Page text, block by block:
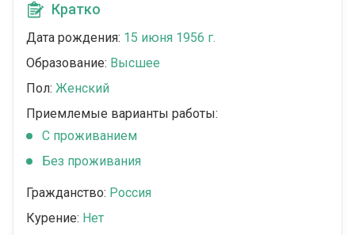
Кратко
Дата рождения: 15 июня 1956 г.
Образование: Высшее
Пол: Женский
Приемлемые варианты работы:
C проживанием
Без проживания
Гражданство: Россия
Курение: Нет